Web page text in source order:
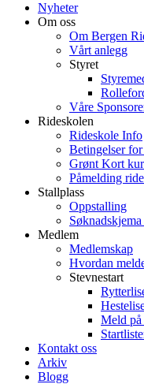
Nyheter
Om oss
Om Bergen
Vårt anlegg
Styret
Våre
Rideskolen
Rideskole Info
Betingelser
Grønt Kort
Påmelding
Stallplass
Oppstalling
Medlem
Medlemskap
Hvordan
Stevnestart
Meld på
Kontakt oss
Arkiv
Blogg